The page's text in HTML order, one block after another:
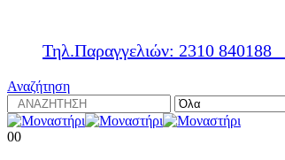
Τηλ.Παραγγελιών: 2310 840188
Αναζήτηση
00